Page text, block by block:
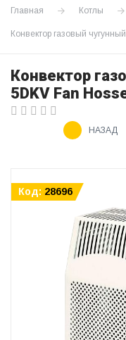
Главная Котлы
Конвектор газовый
Конвектор
5DKV Fan
НАЗАД
Код: 28696